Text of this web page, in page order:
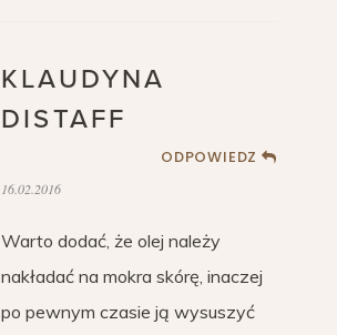
KLAUDYNA
DISTAFF
ODPOWIEDZ
16.02.2016
Warto dodać, że olej należy
nakładać na mokra skórę, inaczej
po pewnym czasie ją wysuszyć